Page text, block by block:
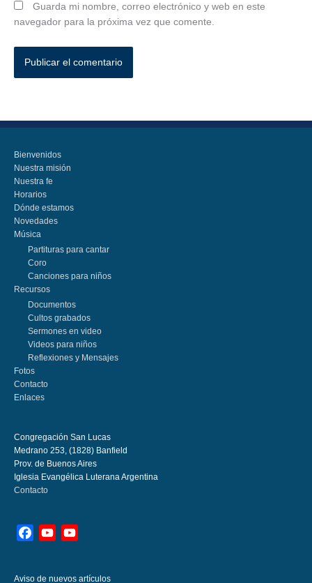
Guarda mi nombre, correo electrónico y web en este
navegador para la próxima vez que comente.
Bienvenidos
Nuestra misión
Nuestra fe
Horarios
Dónde estamos
Novedades
Música
Partituras para cantar
Coro
Canciones para niños
Recursos
Documentos
Cultos grabados
Sermones en video
Videos para niños
Reflexiones y Mensajes
Fotos
Contacto
Enlaces
Congregación San Lucas
Medrano 253, (1828) Banfield
Prov. de Buenos Aires
Iglesia Evangélica Luterana Argentina
Contacto
FacebookYouTube
Aviso de nuevos artículos